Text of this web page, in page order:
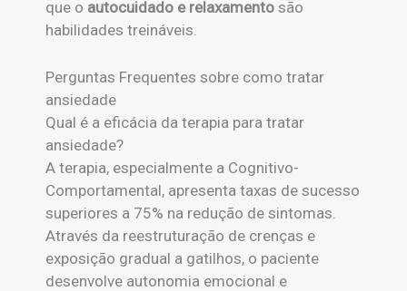
que o autocuidado e relaxamento são
habilidades treináveis.
Perguntas Frequentes sobre como tratar
ansiedade
Qual é a eficácia da terapia para tratar
ansiedade?
A terapia, especialmente a Cognitivo-
Comportamental, apresenta taxas de sucesso
superiores a 75% na redução de sintomas.
Através da reestruturação de crenças e
exposição gradual a gatilhos, o paciente
desenvolve autonomia emocional e